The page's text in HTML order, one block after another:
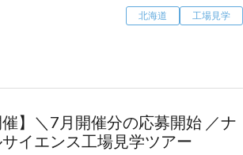
北海道 工場見学
催】＼7月開催分の応募開始 ／ナ
イエンス工場見学ツアー